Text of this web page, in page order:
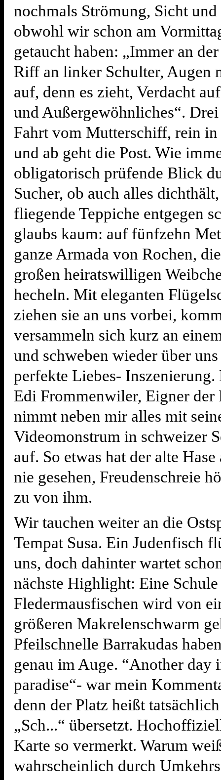
nochmals Strömung, Sicht und
obwohl wir schon am
getaucht haben: „Immer an
Riff an linker Schulter, Augen
auf, denn es zieht, Verdacht
und Außergewöhnliches“.
Fahrt vom Mutterschiff, rein in
und ab geht die Post. Wie
obligatorisch prüfende Blick
Sucher, ob auch alles
fliegende Teppiche entgegen
glaubs kaum: auf fünfzehn
ganze Armada von Rochen,
großen heiratswilligen
hecheln. Mit eleganten
ziehen sie an uns vorbei,
versammeln sich kurz an
und schweben wieder über
perfekte Liebes-
Edi Frommenwiler, Eigner der
nimmt neben mir alles mit
Videomonstrum in schweizer
auf. So etwas hat der alte
nie gesehen, Freudenschreie
zu von ihm.
Wir tauchen weiter an die
Tempat Susa. Ein Judenfisch
uns, doch dahinter wartet
nächste Highlight: Eine
Fledermausfischen wird von
größeren Makrelenschwarm
Pfeilschnelle Barrakudas
genau im Auge. “Another day
paradise“- war mein
denn der Platz heißt
„Sch...“ übersetzt.
Karte so vermerkt. Warum
wahrscheinlich durch